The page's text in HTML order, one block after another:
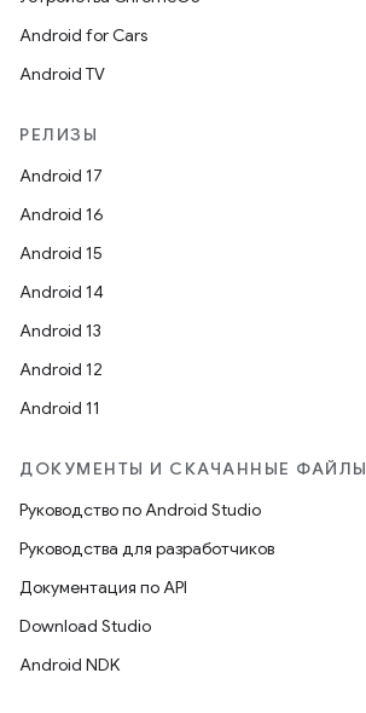
Android for Cars
Android TV
РЕЛИЗЫ
Android 17
Android 16
Android 15
Android 14
Android 13
Android 12
Android 11
ДОКУМЕНТЫ И СКАЧАННЫЕ ФАЙЛЫ
Руководство по Android Studio
Руководства для разработчиков
Документация по API
Download Studio
Android NDK